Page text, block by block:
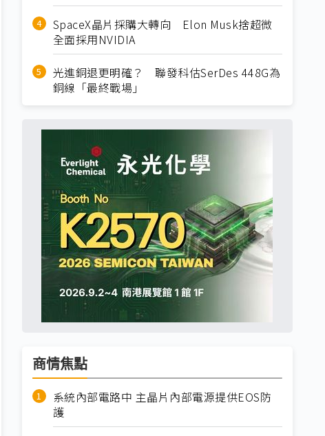
SpaceX晶片採購大轉向 Elon Musk捨超微
全面採用NVIDIA
光進銅退更明確？ 聯發科估SerDes 448G為
銅線「最終戰場」
商情焦點
系統內部電路中 主晶片內部電源提供EOS防
護